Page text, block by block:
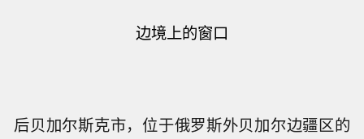
边境上的窗口
后贝加尔斯克市，位于俄罗斯外贝加尔边疆区的